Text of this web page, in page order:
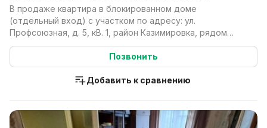
В продаже квартира в блокированном доме
(отдельный вход) с участком по адресу: ул.
Профсоюзная, д. 5, кВ. 1, район Казимировка, рядом
Городщина. Дом п...
Позвонить
Добавить к сравнению